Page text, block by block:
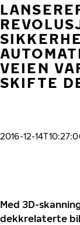
VEIEN
SKIFTE
2016-12-
Med 3D-
dekkrelaterte